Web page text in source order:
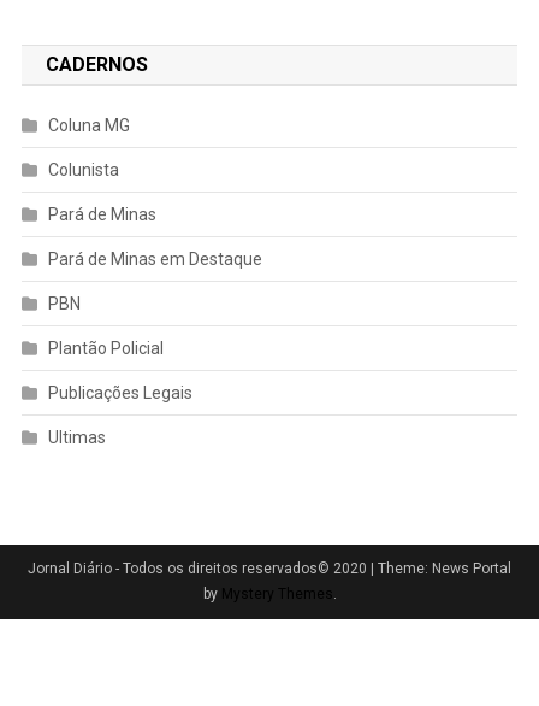
CADERNOS
Coluna MG
Colunista
Pará de Minas
Pará de Minas em Destaque
PBN
Plantão Policial
Publicações Legais
Ultimas
Jornal Diário - Todos os direitos reservados© 2020
Theme: News Portal
by Mystery Themes .